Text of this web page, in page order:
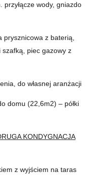
wody, gniazdo
z baterią,
piec gazowy z
do własnej aranżacji
domu (22,6m2) – półki
KONDYGNACJA
z wyjściem na taras